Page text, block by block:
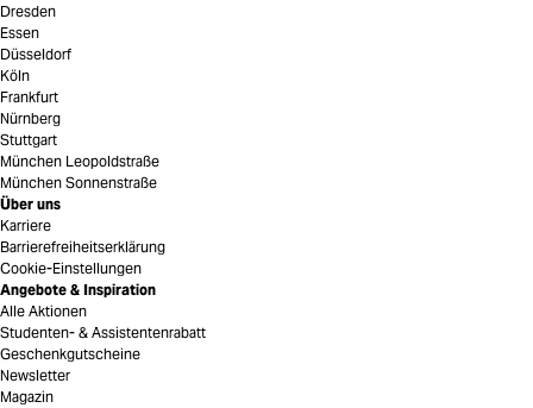
Dresden
Essen
Düsseldorf
Köln
Frankfurt
Nürnberg
Stuttgart
München Leopoldstraße
München Sonnenstraße
Über uns
Karriere
Barrierefreiheitserklärung
Cookie-Einstellungen
Angebote & Inspiration
Alle Aktionen
Studenten- & Assistentenrabatt
Geschenkgutscheine
Newsletter
Magazin